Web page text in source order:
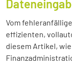
Vom
effizienten,
diesem Artikel,